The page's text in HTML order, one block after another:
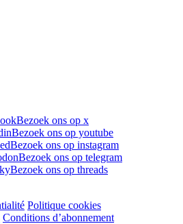
Bezoek ons op x
Bezoek ons op youtube
Bezoek ons op instagram
Bezoek ons op telegram
Bezoek ons op threads
Politique cookies
Conditions d’abonnement